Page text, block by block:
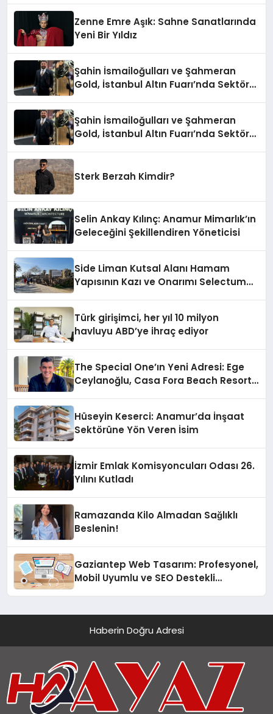
Zenne Emre Aşık: Sahne Sanatlarında
Yeni Bir Yıldız
Şahin İsmailoğulları ve Şahmeran
Gold, İstanbul Altın Fuarı’nda Sektöre
Şahin İsmailoğulları ve Şahmeran
Gold, İstanbul Altın Fuarı’nda Sektöre
Sterk Berzah Kimdir?
Selin Ankay Kılınç: Anamur Mimarlık’ın
Geleceğini Şekillendiren Yöneticisi
Side Liman Kutsal Alanı Hamam
Yapısının Kazı ve Onarımı Selectum
Türk girişimci, her yıl 10 milyon
havluyu ABD’ye ihraç ediyor
The Special One’ın Yeni Adresi: Ege
Ceylanoğlu, Casa Fora Beach Resort
Hüseyin Keserci: Anamur’da İnşaat
Sektörüne Yön Veren İsim
İzmir Emlak Komisyoncuları Odası 26.
Yılını Kutladı
Ramazanda Kilo Almadan Sağlıklı
Beslenin!
Gaziantep Web Tasarım: Profesyonel,
Mobil Uyumlu ve SEO Destekli
Haberin Doğru Adresi